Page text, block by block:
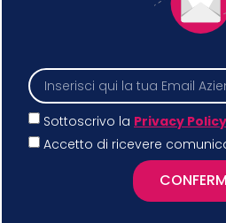
Sottoscrivo la Privacy Policy
Accetto di ricevere